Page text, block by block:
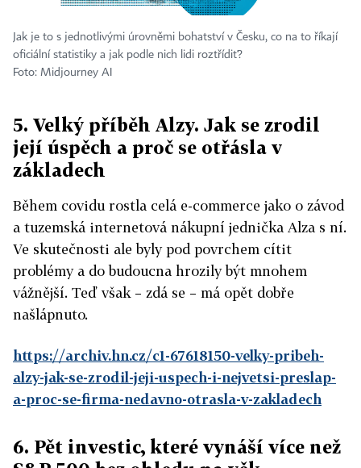
Jak je to s jednotlivými úrovněmi bohatství v Česku, co na to říkají
oficiální statistiky a jak podle nich lidi roztřídit?
Foto: Midjourney AI
5. Velký příběh Alzy. Jak se zrodil
její úspěch a proč se otřásla v
základech
Během covidu rostla celá e-commerce jako o závod
a tuzemská internetová nákupní jednička Alza s ní.
Ve skutečnosti ale byly pod povrchem cítit
problémy a do budoucna hrozily být mnohem
vážnější. Teď však – zdá se – má opět dobře
našlápnuto.
https://archiv.hn.cz/c1-67618150-velky-pribeh-
alzy-jak-se-zrodil-jeji-uspech-i-nejvetsi-preslap-
a-proc-se-firma-nedavno-otrasla-v-zakladech
6. Pět investic, které vynáší více než